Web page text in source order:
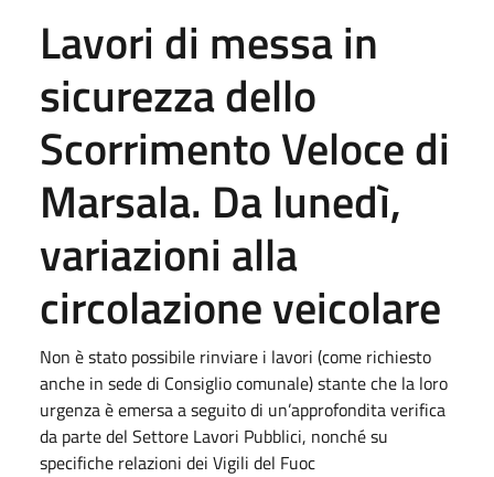
Lavori di messa in
sicurezza dello
Scorrimento Veloce di
Marsala. Da lunedì,
variazioni alla
circolazione veicolare
Non è stato possibile rinviare i lavori (come richiesto
anche in sede di Consiglio comunale) stante che la loro
urgenza è emersa a seguito di un’approfondita verifica
da parte del Settore Lavori Pubblici, nonché su
specifiche relazioni dei Vigili del Fuoc